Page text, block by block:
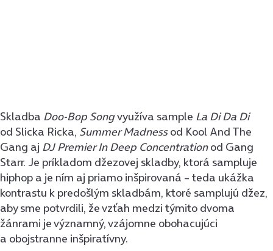
Skladba Doo-Bop Songvyužíva sample La Di Da Di
od Slicka Ricka, Summer Madnessod Kool And The
Gang aj DJ Premier In Deep Concentrationod Gang
Starr. Je príkladom džezovej skladby, ktorá sampluje
hiphop a je ním aj priamo inšpirovaná – teda ukážka
kontrastu k predošlým skladbám, ktoré samplujú džez,
aby sme potvrdili, že vzťah medzi týmito dvoma
žánrami je významný, vzájomne obohacujúci
a obojstranne inšpiratívny.